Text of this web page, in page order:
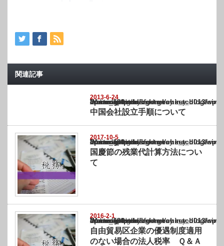
関連記事
2013-6-24
Warning
: Undefined array key "show_category" in
/home/netst/kuno-cpa.co.jp/public_html/china_blog/wp-content/themes/
on line183
中国会社設立手順について
2017-10-5
Warning
: Undefined array key "show_category" in
/home/netst/kuno-cpa.co.jp/public_html/china_blog/wp-content/themes/
on line183
国慶節の残業代計算方法につい
て
2016-2-1
Warning
: Undefined array key "show_category" in
/home/netst/kuno-cpa.co.jp/public_html/china_blog/wp-content/themes/
on line183
自由貿易区企業の優遇制度適用
のない場合の法人税率 Ｑ＆Ａ